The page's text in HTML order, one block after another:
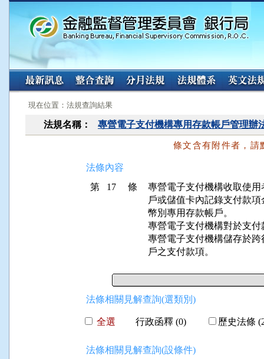
:::
現在位置：法規查詢結果
法規名稱： 專營電子支付機構專用存款帳戶管理辦
條文含有附件者，請
法條內容
第 17 條
專營電子支付機構收取使
戶或儲值卡內記錄支付款
幣別專用存款帳戶。
專營電子支付機構對於支
專營電子支付機構儲存於
戶之支付款項。
法條相關見解查詢(選類別)
全選 行政函釋 (0) 歷史法條
法條相關見解查詢(設條件)